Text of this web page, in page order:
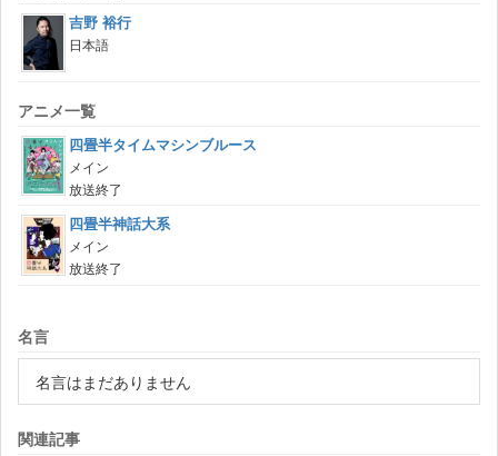
吉野 裕行
日本語
アニメ一覧
四畳半タイムマシンブルース
メイン
放送終了
四畳半神話大系
メイン
放送終了
名言
名言はまだありません
関連記事